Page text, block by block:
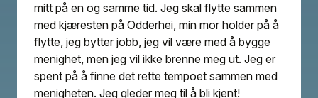
mitt på en og samme tid. Jeg skal flytte sammen
med kjæresten på Odderhei, min mor holder på å
flytte, jeg bytter jobb, jeg vil være med å bygge
menighet, men jeg vil ikke brenne meg ut. Jeg er
spent på å finne det rette tempoet sammen med
menigheten. Jeg gleder meg til å bli kjent!